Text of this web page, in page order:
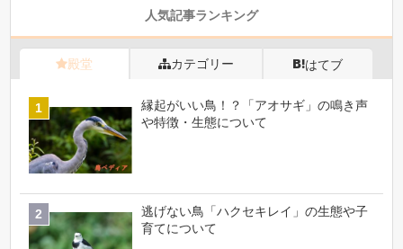
人気記事ランキング
殿堂 カテゴリー はてブ
縁起がいい鳥！？「アオサギ」の鳴き声
や特徴・生態について
逃げない鳥「ハクセキレイ」の生態や子
育てについて